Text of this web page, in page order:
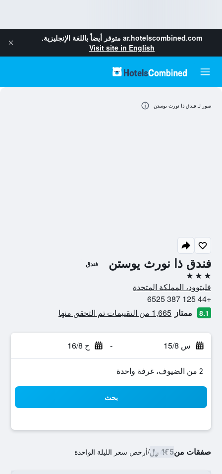
ar.hotelscombined.com متوفر أيضاً باللغة الإنجليزية.
Visit site in English
فندق ذا نورث يوستن فندق
3 نجوم
فليتوود، المملكة المتحدة
+44 125 387 6525
8.1 ممتاز 1,665 من التقييمات تم التحقق منها
س 15/8 - ح 16/8
2 من الضيوف، غرفة واحدة
بحث
صفقات من465 ﷼ /أرخص سعر الليلة الواحدة
صور لـ فندق ذا نورث يوستن